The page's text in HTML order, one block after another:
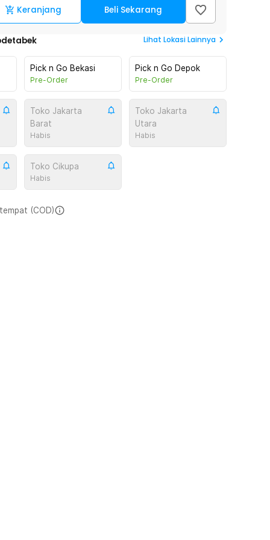
Keranjang Beli Sekarang
Lihat Lokasi Lainnya
Pick n Go Bekasi
Pre-Order
Pick n Go Depok
Pre-Order
Toko Jakarta
Barat
Habis
Toko Jakarta
Utara
Habis
Toko Cikupa
Habis
(COD)